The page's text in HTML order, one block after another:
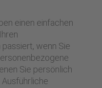
einen einfachen
wenn Sie
Sie persönlich